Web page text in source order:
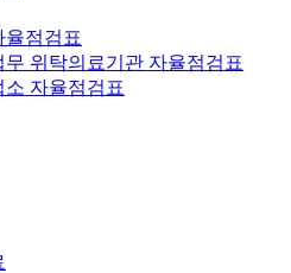
율점검표
무 위탁의료기관 자율점검표
소 자율점검표